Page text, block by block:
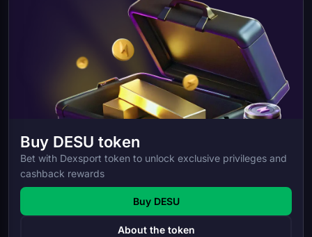
Buy DESU token
Bet with Dexsport token to unlock exclusive privileges and
cashback rewards
Buy DESU
About the token